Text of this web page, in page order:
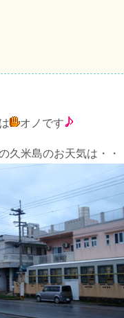
オノです
久米島のお天気は・・